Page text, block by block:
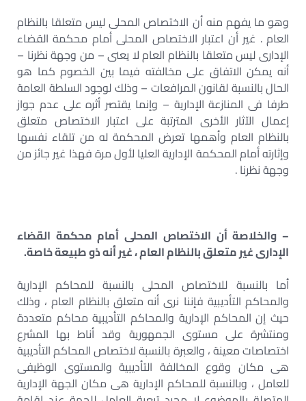
وهو ما يفهم منه أن الاختصاص المحلى ليس متعلقا بالنظام
العام . غير أن اعتبار الاختصاص المحلى أمام محكمة القضاء
الإدارى ليس متعلقا بالنظام العام لا يعنى – من وجهة نظرنا –
أنه يمكن الاتفاق على مخالفته فيما بين الخصوم كما هو
الحال بالنسبة لقانون المرافعات – وذلك لوجود السلطة العامة
طرفا فى المنازعة الإدارية – وإنما يقتصر أثره على عدم جواز
إعمال الآثار الأخرى المترتبة على اعتبار الاختصاص متعلق
بالنظام العام وأهمها تعرض المحكمة له من تلقاء نفسها
وإثارته أمام المحكمة الإدارية العليا لأول مرة فهذا غير جائز من
وجهة نظرنا .
– والخلاصة أن الاختصاص المحلى أمام محكمة القضاء
الإدارى غير متعلق بالنظام العام ، غير أنه ذو طبيعة خاصة.
أما بالنسبة للاختصاص المحلى بالنسبة للمحاكم الإدارية
والمحاكم التأديبية فإننا نرى أنه متعلق بالنظام العام ، وذلك
حيث إن المحاكم الإدارية والمحاكم التأديبية محاكم متعددة
ومنتشرة على مستوى الجمهورية وقد أناط بها المشرع
اختصاصات معينة ، والعبرة بالنسبة لاختصاص المحاكم التأديبية
هى مكان وقوع المخالفة التأديبية والمستوى الوظيفى
للعامل ، وبالنسبة للمحاكم الإدارية هى مكان الجهة الإدارية